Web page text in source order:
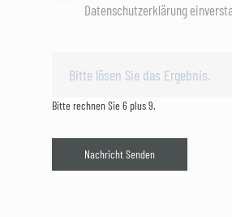
Datenschutzerklärung
Bitte rechnen Sie 6 plus 9.
Nachricht Senden